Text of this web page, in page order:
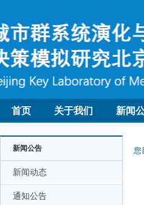
首页 关于我们 新闻
新闻公告
新闻动态
通知公告
您